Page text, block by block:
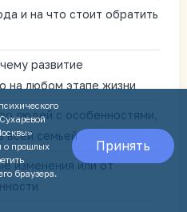
и на что стоит обратить
развитие
на любом этапе жизни
людей с особенностями,
всей семьей
изменения или от
о прошлых
браузера.
Принять